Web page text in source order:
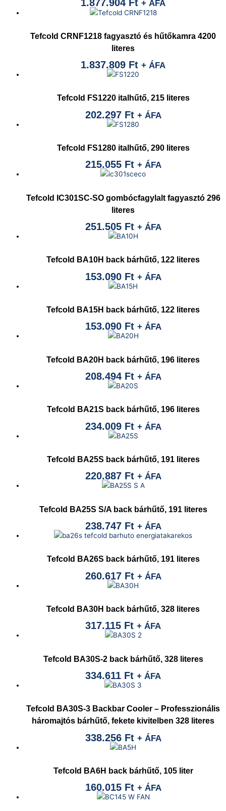
1.877.904 Ft + ÁFA
Tefcold CRNF1218 fagyasztó és hűtőkamra 4200
literes
1.837.809 Ft + ÁFA
Tefcold FS1220 italhűtő, 215 literes
202.297 Ft + ÁFA
Tefcold FS1280 italhűtő, 290 literes
215.055 Ft + ÁFA
Tefcold IC301SC-SO gombócfagylalt fagyasztó 296
literes
251.505 Ft + ÁFA
Tefcold BA10H back bárhűtő, 122 literes
153.090 Ft + ÁFA
Tefcold BA15H back bárhűtő, 122 literes
153.090 Ft + ÁFA
Tefcold BA20H back bárhűtő, 196 literes
208.494 Ft + ÁFA
Tefcold BA21S back bárhűtő, 196 literes
234.009 Ft + ÁFA
Tefcold BA25S back bárhűtő, 191 literes
220.887 Ft + ÁFA
Tefcold BA25S S/A back bárhűtő, 191 literes
238.747 Ft + ÁFA
Tefcold BA26S back bárhűtő, 191 literes
260.617 Ft + ÁFA
Tefcold BA30H back bárhűtő, 328 literes
317.115 Ft + ÁFA
Tefcold BA30S-2 back bárhűtő, 328 literes
334.611 Ft + ÁFA
Tefcold BA30S-3 Backbar Cooler – Professzionális
háromajtós bárhűtő, fekete kivitelben 328 literes
338.256 Ft + ÁFA
Tefcold BA6H back bárhűtő, 105 liter
160.015 Ft + ÁFA